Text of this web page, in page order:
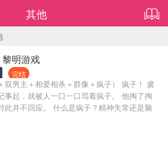
其他
明游戏
完结
双男主＋相爱相杀＋群像＋疯子） 疯子！ 虞
事起，就被人一口一口骂着疯子。 他掏了掏
此并不回应。 什么是疯子？精神失常还是脑
这个世界上的疯子，太多太多了。” 不是只